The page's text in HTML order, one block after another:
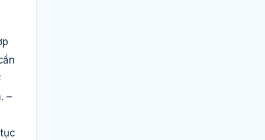
–